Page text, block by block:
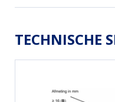
TECHNISCHE